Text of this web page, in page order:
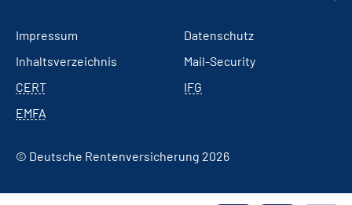
Impressum
Datenschutz
Inhaltsverzeichnis
Mail-Security
CERT
IFG
EMFA
© Deutsche Rentenversicherung 2026